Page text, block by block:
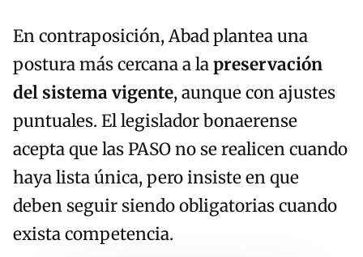
En contraposición, Abad plantea una
postura más cercana a lapreservación
del sistema vigente, aunque con ajustes
puntuales. El legislador bonaerense
acepta que las PASO no se realicen cuando
haya lista única, pero insiste en que
deben seguir siendo obligatorias cuando
exista competencia.